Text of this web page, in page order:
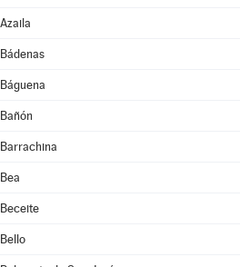
Azaila
Bádenas
Báguena
Bañón
Barrachina
Bea
Beceite
Bello